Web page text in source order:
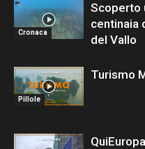
Cronaca
Scoperto
centinaia
del Vallo
Pillole
Turismo